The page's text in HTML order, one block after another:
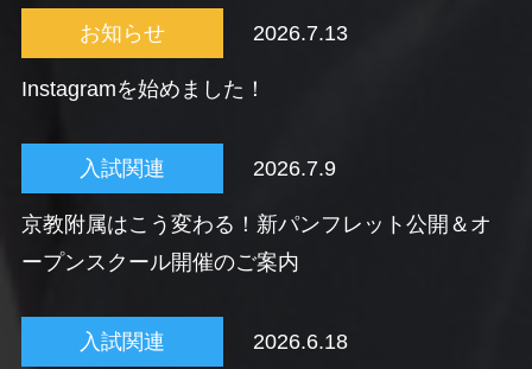
お知らせ 2026.7.13
Instagramを始めました！
入試関連 2026.7.9
京教附属はこう変わる！新パンフレット公開＆オ
ープンスクール開催のご案内
入試関連 2026.6.18